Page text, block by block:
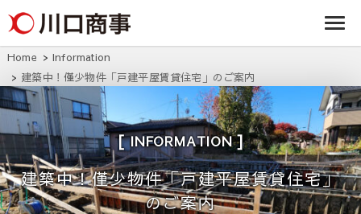
事株式
会社
アパート・マンシ
ョン・マンショ
ン・店舗・事務所
社
Home
Information
建築中！僅少物件「戸建平屋賃貸住宅」のご案内
INFORMATION
建築中！僅少物件「戸建平屋賃貸住宅」
のご案内